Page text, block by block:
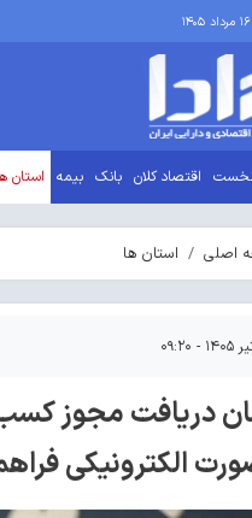
اقتصاد کلان بانک بیمه استان
اصلی استان ها
دریافت مجوز
الکترونیکی